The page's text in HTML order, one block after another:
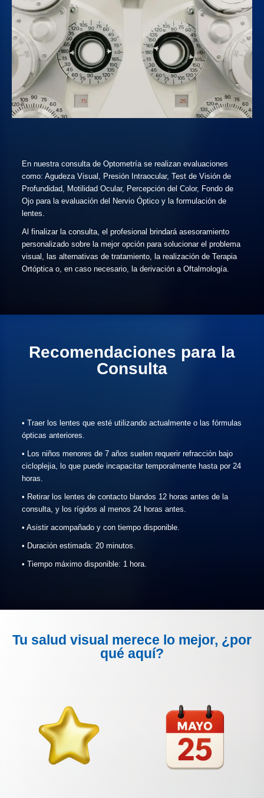
En nuestra consulta de Optometría se realizan evaluaciones
como: Agudeza Visual, Presión Intraocular, Test de Visión de
Profundidad, Motilidad Ocular, Percepción del Color, Fondo de
Ojo para la evaluación del Nervio Óptico y la formulación de
lentes.
Al finalizar la consulta, el profesional brindará asesoramiento
personalizado sobre la mejor opción para solucionar el problema
visual, las alternativas de tratamiento, la realización de Terapia
Ortóptica o, en caso necesario, la derivación a Oftalmología.
Recomendaciones para la
Consulta
• Traer los lentes que esté utilizando actualmente o las fórmulas
ópticas anteriores.
• Los niños menores de 7 años suelen requerir refracción bajo
cicloplejia, lo que puede incapacitar temporalmente hasta por 24
horas.
• Retirar los lentes de contacto blandos 12 horas antes de la
consulta, y los rígidos al menos 24 horas antes.
• Asistir acompañado y con tiempo disponible.
• Duración estimada: 20 minutos.
• Tiempo máximo disponible: 1 hora.
Tu salud visual merece lo mejor, ¿por
qué aquí?